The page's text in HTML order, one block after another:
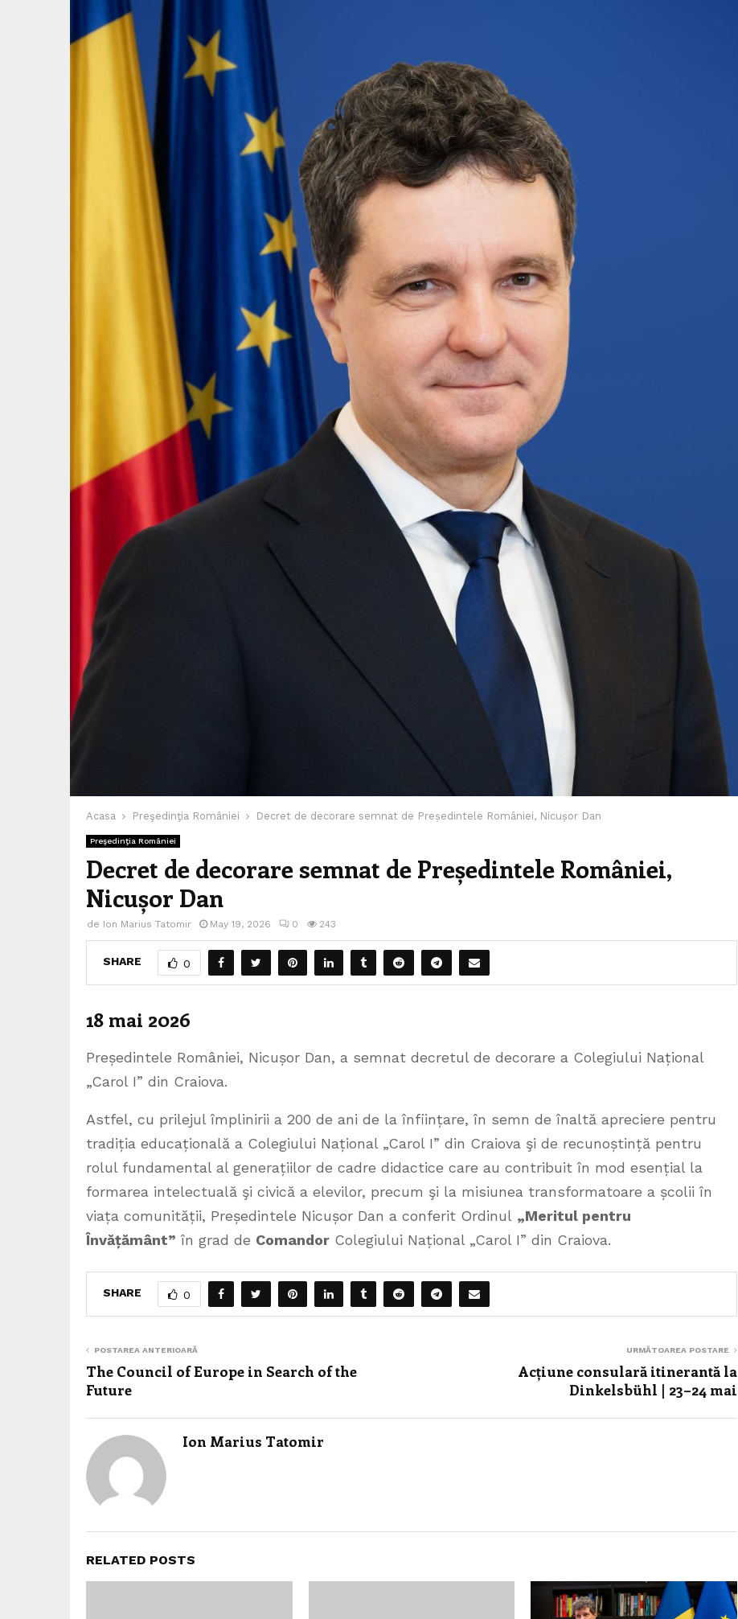
Acasa Preşedinţia României Decret de decorare semnat de Președintele României, Nicușor Dan
Preşedinţia României
Decret de decorare semnat de Președintele României,
Nicușor Dan
de Ion Marius Tatomir May 19, 2026 0 243
SHARE 0
18 mai 2026
Președintele României, Nicușor Dan, a semnat decretul de decorare a Colegiului Național
„Carol I” din Craiova.
Astfel, cu prilejul împlinirii a 200 de ani de la înființare, în semn de înaltă apreciere pentru
tradiția educațională a Colegiului Național „Carol I” din Craiova şi de recunoștință pentru
rolul fundamental al generațiilor de cadre didactice care au contribuit în mod esențial la
formarea intelectuală şi civică a elevilor, precum şi la misiunea transformatoare a școlii în
viața comunității, Președintele Nicușor Dan a conferit Ordinul „Meritul pentru
Învățământ” în grad de Comandor Colegiului Național „Carol I” din Craiova.
SHARE 0
POSTAREA ANTERIOARĂ
The Council of Europe in Search of the
Future
URMĂTOAREA POSTARE
Acțiune consulară itinerantă la
Dinkelsbühl | 23–24 mai
Ion Marius Tatomir
RELATED POSTS